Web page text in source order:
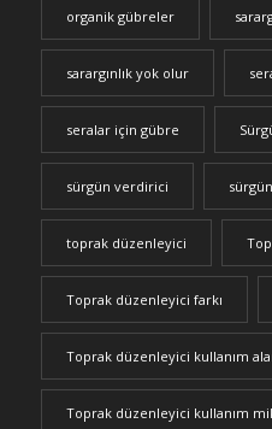
organik gübreler
sarargınlık yok olur
seralar için gübre
sürgün verdirici
toprak düzenleyici
Toprak düzenleyici farkı
Toprak düzenleyici kullanım
Toprak düzenleyici kullanım